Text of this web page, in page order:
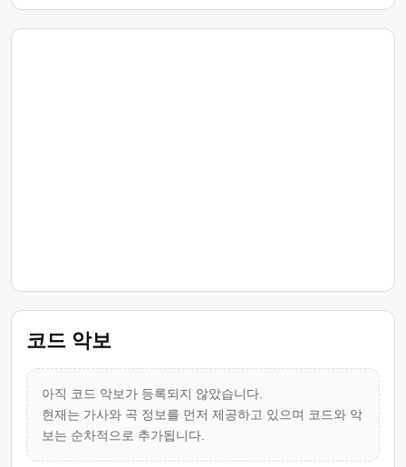
코드 악보
아직 코드 악보가 등록되지 않았습니다.
현재는 가사와 곡 정보를 먼저 제공하고 있으며 코드와 악
보는 순차적으로 추가됩니다.